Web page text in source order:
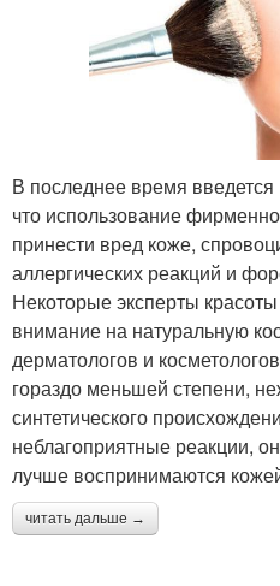
В последнее время введется
что использование
принести вред коже,
аллергических реакций и
Некоторые эксперты
внимание на натуральную
дерматологов и
гораздо меньшей степени,
синтетического
неблагоприятные реакции,
лучше воспринимаются
читать дальше →